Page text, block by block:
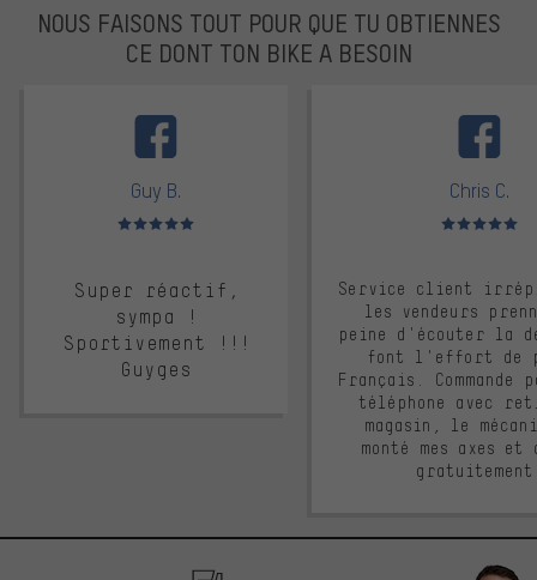
NOUS FAISONS TOUT POUR QUE TU OBTIENNES
CE DONT TON BIKE A BESOIN
Guy B.
Note moyenne : 5 sur 5
Super réactif,
sympa !
Sportivement !!!
Guyges
Chris C.
Note moyenne :
Service client
les vendeurs
peine d'écouter la
font l'effort de
Français. Commande
téléphone avec
magasin, le
monté mes axes et